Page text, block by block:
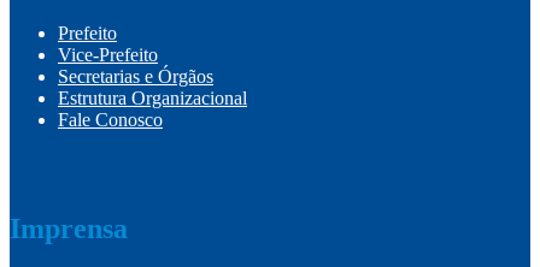
Prefeito
Vice-Prefeito
Secretarias e Órgãos
Estrutura Organizacional
Fale Conosco
Imprensa